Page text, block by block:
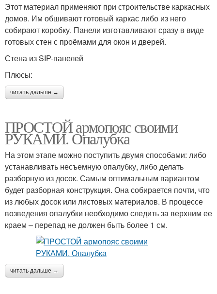
Этот материал применяют при строительстве каркасных
домов. Им обшивают готовый каркас либо из него
собирают коробку. Панели изготавливают сразу в виде
готовых стен с проёмами для окон и дверей.
Стена из SIP-панелей
Плюсы:
читать дальше →
ПРОСТОЙ армопояс своими
РУКАМИ. Опалубка
На этом этапе можно поступить двумя способами: либо
устанавливать несъемную опалубку, либо делать
разборную из досок. Самым оптимальным вариантом
будет разборная конструкция. Она собирается почти, что
из любых досок или листовых материалов. В процессе
возведения опалубки необходимо следить за верхним ее
краем – перепад не должен быть более 1 см.
читать дальше →